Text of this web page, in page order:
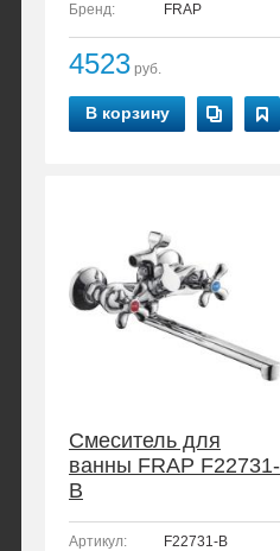
Бренд:
FRAP
4523 руб.
В корзину
Смеситель для
ванны FRAP F22731-
B
Артикул:
F22731-B